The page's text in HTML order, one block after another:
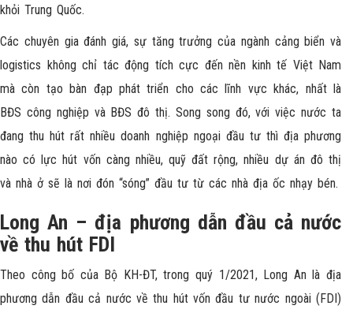
khỏi Trung Quốc.
Các chuyên gia đánh giá, sự tăng trưởng của ngành cảng biển và
logistics không chỉ tác động tích cực đến nền kinh tế Việt Nam
mà còn tạo bàn đạp phát triển cho các lĩnh vực khác, nhất là
BĐS công nghiệp và BĐS đô thị. Song song đó, với việc nước ta
đang thu hút rất nhiều doanh nghiệp ngoại đầu tư thì địa phương
nào có lực hút vốn càng nhiều, quỹ đất rộng, nhiều dự án đô thị
và nhà ở sẽ là nơi đón “sóng” đầu tư từ các nhà địa ốc nhạy bén.
Long An – địa phương dẫn đầu cả nước
về thu hút FDI
Theo công bố của Bộ KH-ĐT, trong quý 1/2021, Long An là địa
phương dẫn đầu cả nước về thu hút vốn đầu tư nước ngoài (FDI)